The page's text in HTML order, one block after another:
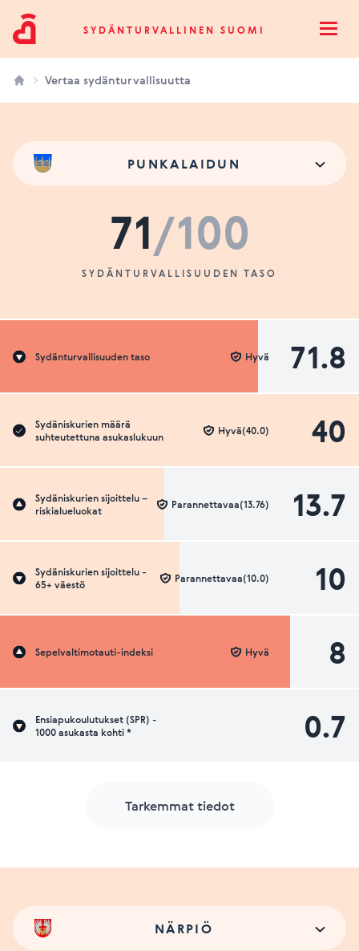
Sydänturvallinen SuomiSYDÄNTURVALLINEN SUOMI
Vertaa sydänturvallisuutta
PUNKALAIDUN
71/100
SYDÄNTURVALLISUUDEN TASO
Sydänturvallisuuden taso 71.8
Hyvä
Sydäniskurien määrä
suhteutettuna asukaslukuun
40
Hyvä(40.0)
Sydäniskurien sijoittelu –
riskialueluokat
13.7
Parannettavaa(13.76)
Sydäniskurien sijoittelu -
65+ väestö
10
Parannettavaa(10.0)
Sepelvaltimotauti-indeksi 8
Hyvä
Ensiapukoulutukset (SPR) -
1000 asukasta kohti *
0.7
Tarkemmat tiedot
NÄRPIÖ